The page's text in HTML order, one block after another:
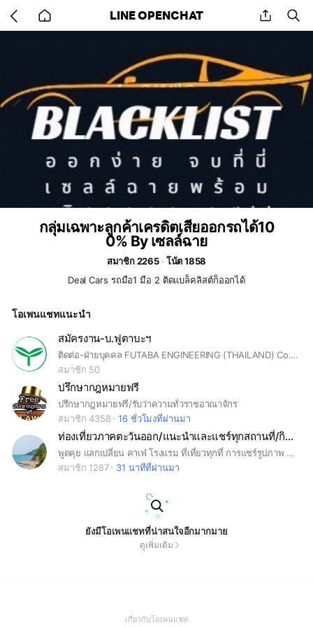
back
to
LINE OPENCHAT share
กลุ่มเฉพาะลูกค้าเครดิตเสียออกรถได้10
0% By เซลล์ฉาย
สมาชิก 2265
โน้ต 1858
Deal Cars รถมือ1 มือ 2 ติดแบล็คลิสต์ก็ออกได้
โอเพนแชทแนะนำ
สมัครงาน-บ.ฟูตาบะฯ
ติดต่อ-ฝ่ายบุคคล FUTABA ENGINEERING (THAILAND) Co., Ltd. 899/14 หมู่ 20 ซอยจงศิริ ถนนบางพลี-ตำหรุ ตำบลบางพลีใหญ่ อำเภอบางพลี จังหวัดสมุทรปราการ 10540 โทรศัพท์: 02-173-4390 เปิดดำเนินกิจการตั้งแต่ปี 2544 ออกแบบและผลิตแม่พิมพ์ชิ้นส่วนรถยนต์ Die ผลิตชิ้นส่วนยึดจับชิ้นงานบนแม่พิมพ์ปั๊ม Finger ตัดชิ้นงานตามแบบด้วยเครื่อง Laser Cut สวัสดิการ ค่าเดินทาง/ค่าอาหาร/ค่าอาหารช่วงโอที/เบี้ยขยัน/โบนัสประจำปี/กองทุนสำรองเลี้ยงชีพ/ปรับเงินเดือนประจำปีทุกปี/ตรวจสุขภาพประจำปี/ประกันสังคม/ชุดฟอร์มพนักงาน/ค่าพาหนะ /ค่าโทรศัพท์(บางตำแหน่ง)
สมาชิก 50
ปรึกษากฎหมายฟรี
ปรึกษากฎหมายฟรี/รับว่าความทั่วราชอาณาจักร
สมาชิก 4358
16 ชั่วโมงที่ผ่านมา
ท่องเที่ยวภาคตะวันออก/แนะนำและแชร์ทุกสถานที่/กิน/เที่ยว
พูดคุย แลกเปลี่ยน คาเฟ่ โรงแรม ที่เที่ยวทุกที่ การแชร์รูปภาพ ภาพถ่าย ต้องแจ้ง บอกกล่าวสมาชิกทุกครั้งว่า ถ่ายจากสถานที่ไหน จังหวัดอะไรดัวยค่ะ ขอให้สมาชิกทุกคนสนทนากันด้วยความสุภาพ ให้เกียรติ ไม่พูดจาส่อเสียด ชวนทะเลาะ วิวาท ไม่ขายของ หรือโฆษณา ขอรับบริจาค ฝากร้าน ฝากเพจ ลงลิงค์ ไม่ลงภาพลามก อนาจาร เรื่องส่อเสียด เสียดสีทางการเมือง ศาสนา ถ้าสนใจจะสนทนาหรือสอบถาม พูดคุยการท่องเที่ยวของจังหวัดอื่นๆ นอกเหนือจากภาคตะวันออก เรามีห้องย่อยชื่อ ตะลอนกิน-เที่ยวทุกที่ค่ะ ขอให้มีความสุขในการพูดคุย แลกเปลี่ยนประสบการณ์การท่องเที่ยวนะคะ
สมาชิก 1287
31 นาทีที่ผ่านมา
ยังมีโอเพนแชทที่น่าสนใจอีกมากมาย
ดูเพิ่มเติม
เกี่ยวกับโอเพนแชท(Open